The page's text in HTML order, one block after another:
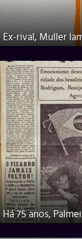
Ex-rival, Muller
Há 75 anos,